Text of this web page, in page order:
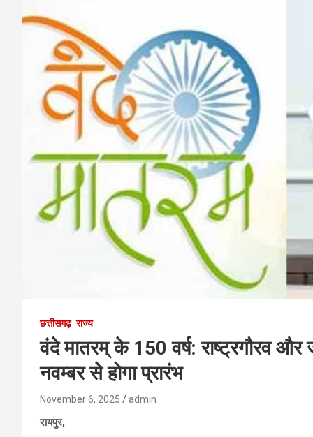
छत्तीसगढ़ राज्य
वंदे मातरम् के 150 वर्ष: राष्ट्रगौरव और
नवम्बर से होगा प्रारंभ
November 6, 2025 admin
रायपुर,